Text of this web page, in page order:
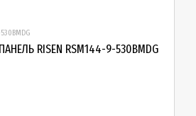
RISEN RSM144-9-530BMDG